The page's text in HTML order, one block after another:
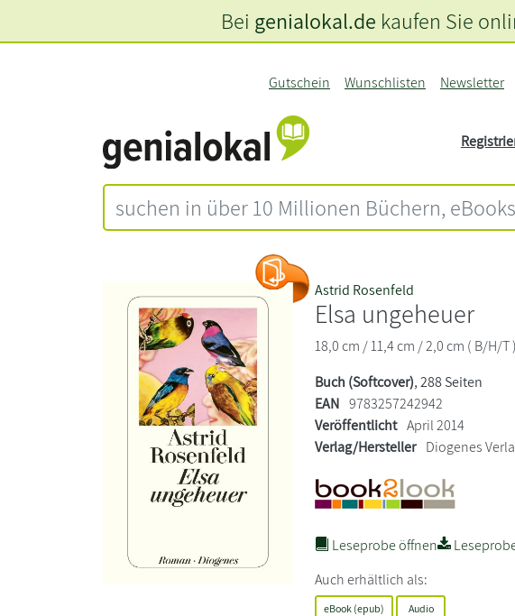
Gutschein Wunschlisten Newsletter
Bei genialokal.de kaufen Sie
Astrid Rosenfeld
Elsa ungeheuer
18,0 cm / 11,4 cm / 2,0 cm ( B/H/T )
Buch (Softcover), 288 Seiten
EAN 9783257242942
Veröffentlicht April 2014
Verlag/Hersteller Diogenes
Leseprobe öffnen
Auch erhältlich als:
eBook (epub)
Audio